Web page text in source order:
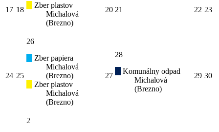
17 18
Zber plastov
Michalová
(Brezno)
20 21 22 23
24 25
26
Zber papiera
Michalová
(Brezno)
Zber plastov
Michalová
(Brezno)
27
28
Komunálny odpad
Michalová
(Brezno)
29 30
2